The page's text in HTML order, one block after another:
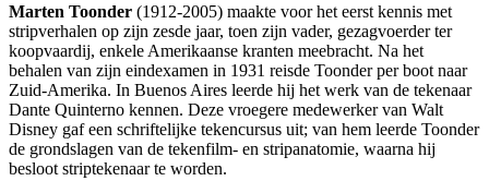
Marten Toonder (1912-2005) maakte voor het eerst kennis met
stripverhalen op zijn zesde jaar, toen zijn vader, gezagvoerder ter
koopvaardij, enkele Amerikaanse kranten meebracht. Na het
behalen van zijn eindexamen in 1931 reisde Toonder per boot naar
Zuid-Amerika. In Buenos Aires leerde hij het werk van de tekenaar
Dante Quinterno kennen. Deze vroegere medewerker van Walt
Disney gaf een schriftelijke tekencursus uit; van hem leerde Toonder
de grondslagen van de tekenfilm- en stripanatomie, waarna hij
besloot striptekenaar te worden.